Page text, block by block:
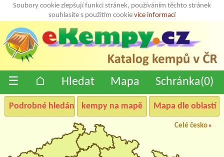
Soubory cookie zlepšují funkci stránek, používáním těchto stránek
souhlasíte s použitím cookie více informací
☰ ⌂ Hledat Mapa Schránka(0)
Podrobné hledání kempy na mapě Mapa dle oblastí
Celé česko»